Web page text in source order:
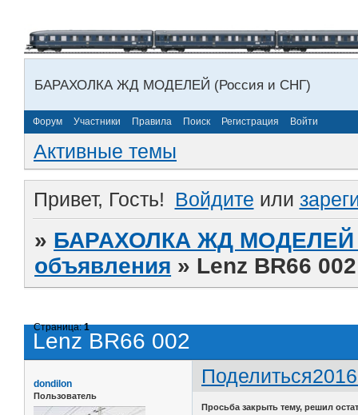
БАРАХОЛКА ЖД МОДЕЛЕЙ (Россия и СНГ)
Форум Участники Правила Поиск Регистрация Войти
Активные темы
Привет, Гость! Войдите или
» БАРАХОЛКА ЖД МОДЕЛЕЙ
объявления » Lenz BR66 002
Lenz BR66 002
Страница:1
Поделиться
dondilon
Пользователь
Просьба закрыть тему, решил